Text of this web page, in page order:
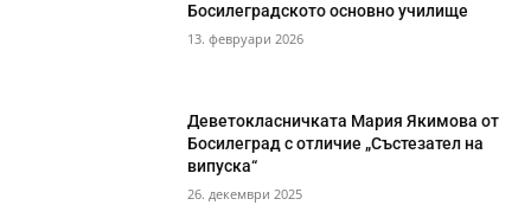
Босилеградското основно училище
13. февруари 2026
Деветокласничката Мария Якимова от
Босилеград с отличие „Състезател на
випуска“
26. декември 2025